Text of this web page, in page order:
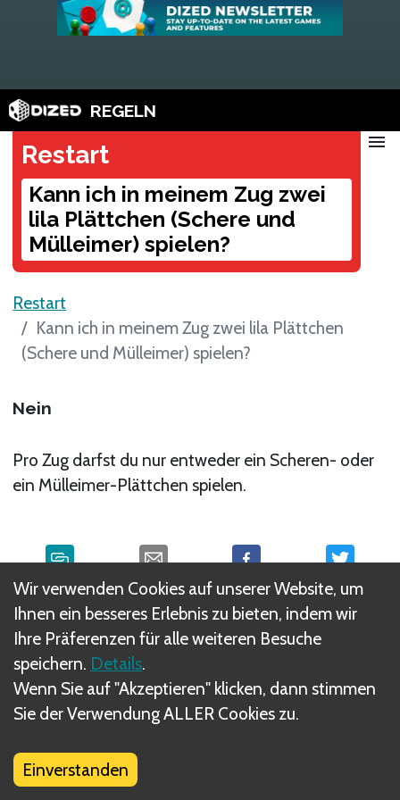
REGELN
Restart
Kann ich in meinem Zug zwei
lila Plättchen (Schere und
Mülleimer) spielen?
menu
Restart
Kann ich in meinem Zug zwei lila Plättchen
(Schere und Mülleimer) spielen?
Nein
Pro Zug darfst du nur entweder ein Scheren- oder
ein Mülleimer-Plättchen spielen.
Was sind DIZED Regeln?
Wir verwenden Cookies auf unserer Website, um
Ihnen ein besseres Erlebnis zu bieten, indem wir
Ihre Präferenzen für alle weiteren Besuche
speichern. Details.
Wenn Sie auf "Akzeptieren" klicken, dann stimmen
Sie der Verwendung ALLER Cookies zu.
Einverstanden